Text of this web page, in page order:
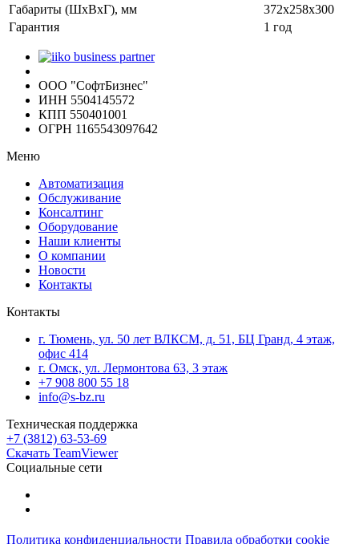
Габариты (ШхВхГ), мм
372х258х300
Гарантия
1 год
ООО "СофтБизнес"
ИНН 5504145572
КПП 550401001
ОГРН 1165543097642
Меню
Автоматизация
Обслуживание
Консалтинг
Оборудование
Наши клиенты
О компании
Новости
Контакты
Контакты
г. Тюмень, ул. 50 лет ВЛКСМ, д. 51, БЦ Гранд, 4 этаж,
офис 414
г. Омск, ул. Лермонтова 63, 3 этаж
+7 908 800 55 18
info@s-bz.ru
Техническая поддержка
+7 (3812) 63-53-69
Скачать TeamViewer
Социальные сети
Политика конфиденциальности Правила обработки cookie